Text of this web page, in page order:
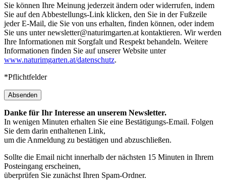
Sie können Ihre Meinung jederzeit ändern oder widerrufen, indem
Sie auf den Abbestellungs-Link klicken, den Sie in der Fußzeile
jeder E-Mail, die Sie von uns erhalten, finden können, oder indem
Sie uns unter newsletter@naturimgarten.at kontaktieren. Wir werden
Ihre Informationen mit Sorgfalt und Respekt behandeln. Weitere
Informationen finden Sie auf unserer Website unter
www.naturimgarten.at/datenschutz.
*Pflichtfelder
Absenden
Danke für Ihr Interesse an unserem Newsletter.
In wenigen Minuten erhalten Sie eine Bestätigungs-Email. Folgen
Sie dem darin enthaltenen Link,
um die Anmeldung zu bestätigen und abzuschließen.
Sollte die Email nicht innerhalb der nächsten 15 Minuten in Ihrem
Posteingang erscheinen,
überprüfen Sie zunächst Ihren Spam-Ordner.